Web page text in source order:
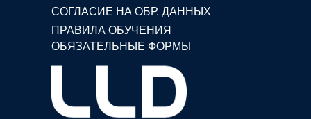
СОГЛАСИЕ НА ОБР. ДАННЫХ
ПРАВИЛА ОБУЧЕНИЯ
ОБЯЗАТЕЛЬНЫЕ ФОРМЫ